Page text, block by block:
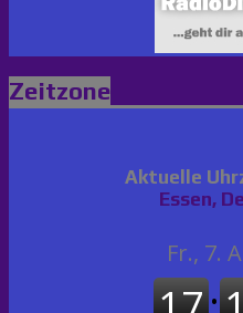
Zeitzone
Aktuelle
Essen,